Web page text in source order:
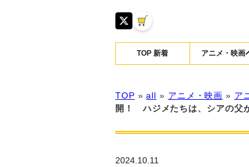
TOP 新着 アニメ・映画
TOP »all » アニメ・映画 » ア
開！ ハジメたちは、シアの父
2024.10.11